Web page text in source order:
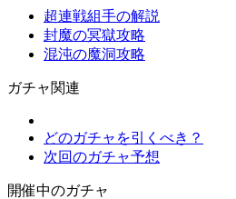
超連戦組手の解説
封魔の冥獄攻略
混沌の魔洞攻略
ガチャ関連
どのガチャを引くべき？
次回のガチャ予想
開催中のガチャ